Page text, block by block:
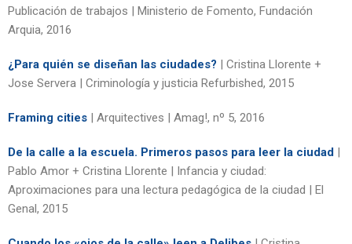
Publicación de trabajos | Ministerio de Fomento, Fundación
Arquia, 2016
¿Para quién se diseñan las ciudades? | Cristina Llorente +
Jose Servera | Criminología y justicia Refurbished, 2015
Framing cities | Arquitectives | Amag!, nº 5, 2016
De la calle a la escuela. Primeros pasos para leer la ciudad |
Pablo Amor + Cristina Llorente | Infancia y ciudad:
Aproximaciones para una lectura pedagógica de la ciudad | El
Genal, 2015